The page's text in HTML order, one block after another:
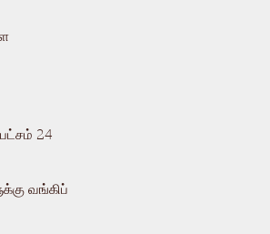
24
வங்கிப்